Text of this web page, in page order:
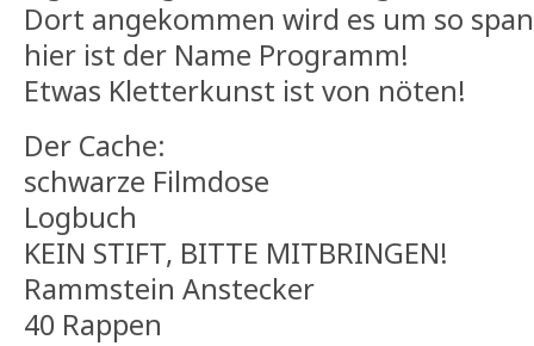
Dort angekommen wird es um so
hier ist der Name Programm!
Etwas Kletterkunst ist von nöten!
Der Cache:
schwarze Filmdose
Logbuch
KEIN STIFT, BITTE MITBRINGEN!
Rammstein Anstecker
40 Rappen